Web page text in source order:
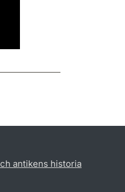
antikens historia